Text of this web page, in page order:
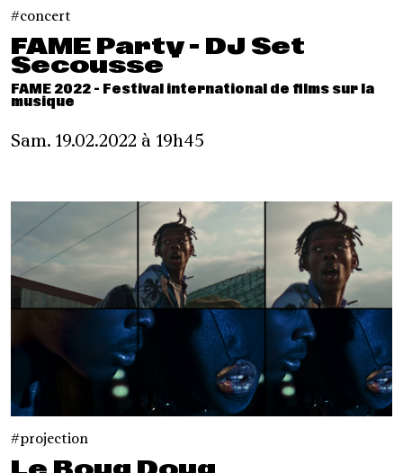
concert
FAME Party - DJ Set
Secousse
FAME 2022 - Festival international de films sur la
musique
Sam. 19.02.2022 à 19h45
projection